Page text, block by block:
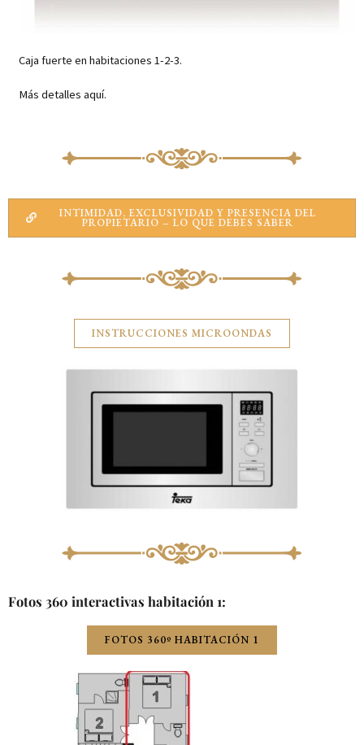
Caja fuerte en habitaciones 1-2-3.
Más detalles aquí.
INTIMIDAD, EXCLUSIVIDAD Y PRESENCIA DEL
PROPIETARIO – LO QUE DEBES SABER
INSTRUCCIONES MICROONDAS
Fotos 360 interactivas habitación 1:
FOTOS 360º HABITACIÓN 1